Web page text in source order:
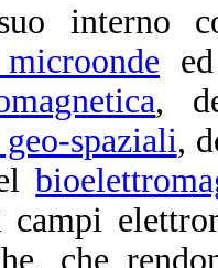
interno
,
spaziali,
campi
che